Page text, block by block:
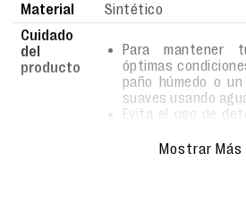
Material
Sintético
Cuidado
del
producto
Para mantener
óptimas
paño húmedo o
suaves usando
Evita el uso de
Deja secar al aire
Mostrar Más